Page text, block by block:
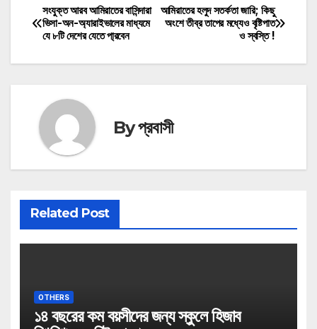
Post
navigation
আমিরাতের হলুদ সতর্কতা জারি; কিছু
অংশে তীব্র তাপের মধ্যেও বৃষ্টিপাত
ও স্বস্তি !
সংযুক্ত আরব আমিরাতের বাসিন্দারা
ভিসা-অন-অ্যারাইভালের মাধ্যমে
যে ৮টি দেশের যেতে পা্রবেন
Byপ্রবাসী
Related Post
OTHERS
১৪ বছরের কম বয়সীদের জন্য স্কুলে হিজাব